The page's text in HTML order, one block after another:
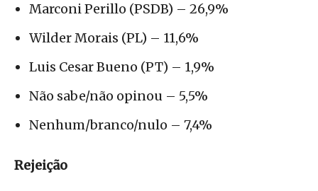
Marconi Perillo (PSDB) – 26,9%
Wilder Morais (PL) – 11,6%
Luis Cesar Bueno (PT) – 1,9%
Não sabe/não opinou – 5,5%
Nenhum/branco/nulo – 7,4%
Rejeição